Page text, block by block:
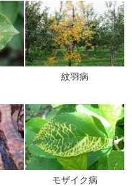
紋羽病
モザイク病